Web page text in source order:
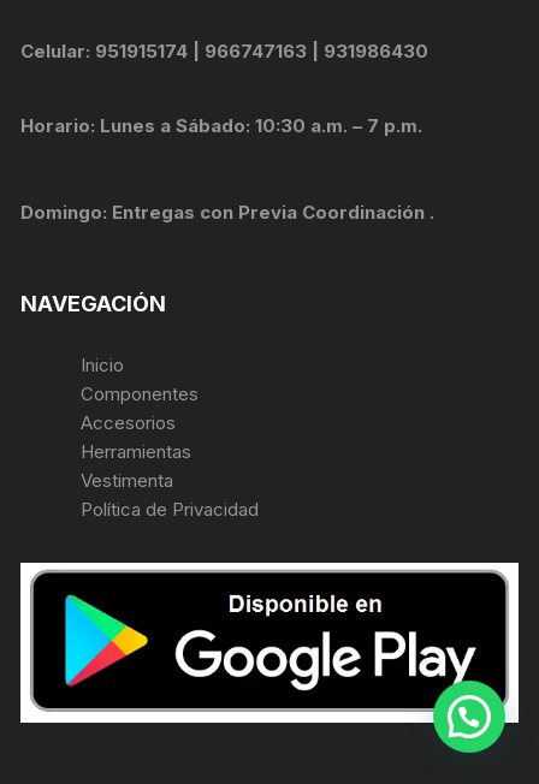
Celular: 951915174 | 966747163 | 931986430
Horario: Lunes a Sábado: 10:30 a.m. – 7 p.m.
Domingo: Entregas con Previa Coordinación .
NAVEGACIÓN
Inicio
Componentes
Accesorios
Herramientas
Vestimenta
Política de Privacidad